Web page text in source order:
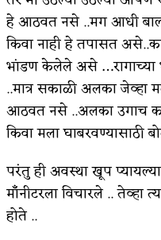
हे आठवत नसे ..मग आधी
किवा नाही हे तपासत
भांडण केलेले असे
..मात्र सकाळी अलका जेव्हा
आठवत नसे ..अलका उगाच
किवा मला घाबरवण्यासाठी
परंतु ही अवस्था खूप
माँँनीटरला विचारले .. तेव्हा
होते ..